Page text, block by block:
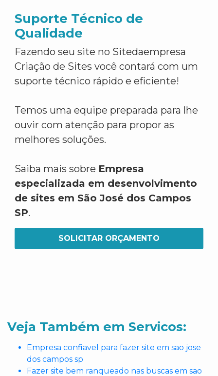
Suporte Técnico de
Qualidade
Fazendo seu site no Sitedaempresa
Criação de Sites você contará com um
suporte técnico rápido e eficiente!
Temos uma equipe preparada para lhe
ouvir com atenção para propor as
melhores soluções.
Saiba mais sobre Empresa
especializada em desenvolvimento
de sites em São José dos Campos
SP.
SOLICITAR ORÇAMENTO
Veja Também em Servicos:
Empresa confiavel para fazer site em sao jose
dos campos sp
Fazer site bem ranqueado nas buscas em sao